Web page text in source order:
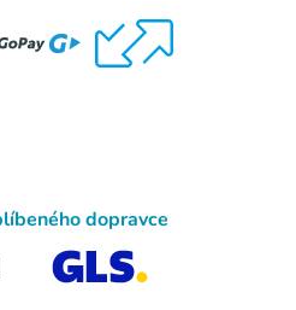
dopravce